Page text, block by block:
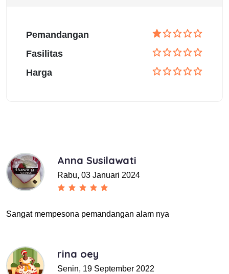
Pemandangan
Fasilitas
Harga
Anna Susilawati
Rabu, 03 Januari 2024
Sangat mempesona pemandangan alam nya
rina oey
Senin, 19 September 2022